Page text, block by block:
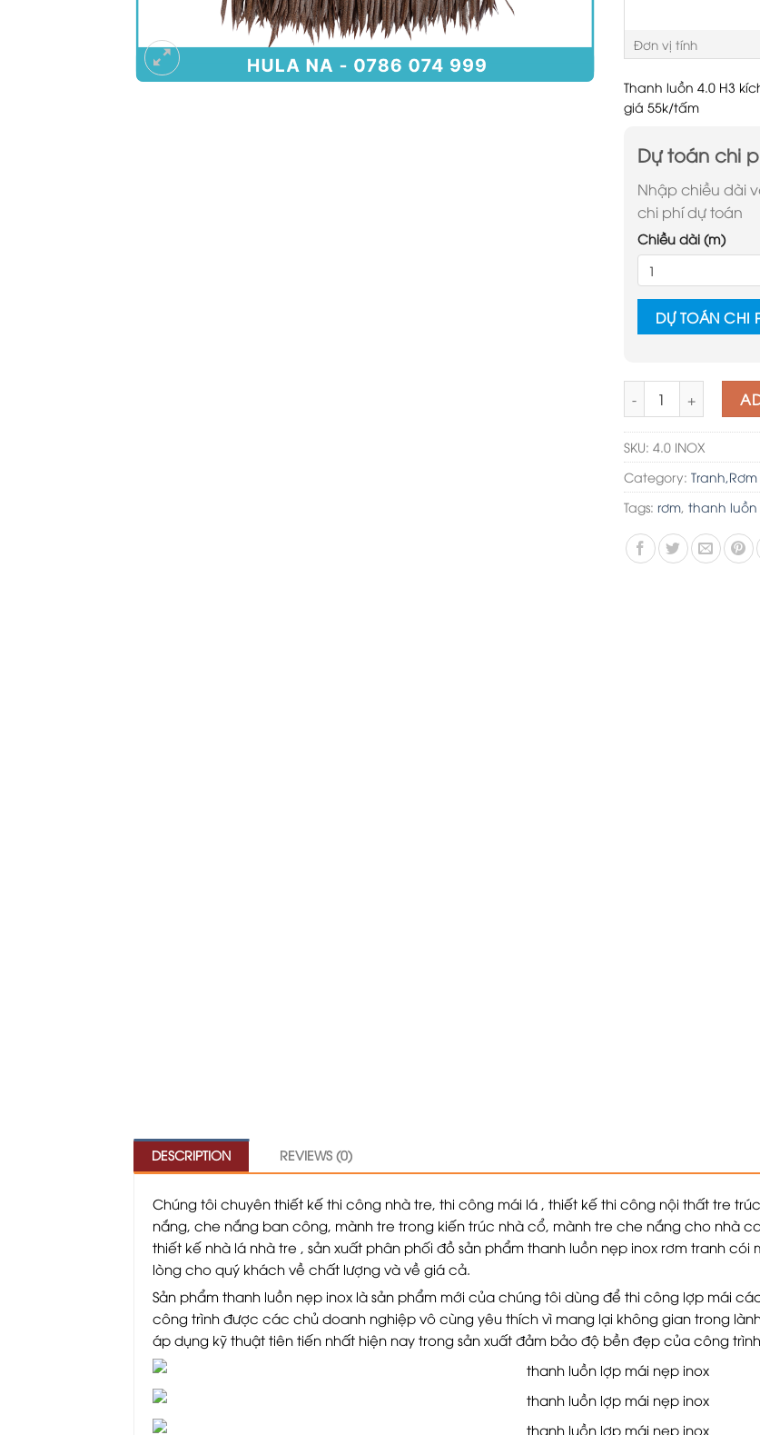
Đơn vị tính
Thanh luồn 4.0 H3
giá 55k/tấm
Dự toán chi
Nhập chiều dài
chi phí dự toán
Chiều dài (m)
DỰ TOÁN CHI
Quantity
SKU: 4.0 INOX
Category:
Tags: rơm, thanh luồn
DESCRIPTION REVIEWS (0)
Chúng tôi chuyên thiết kế thi công nhà tre, thi công mái lá , thiết kế thi công nội thất tre
nắng, che nắng ban công, mành tre trong kiến trúc nhà cổ, mành tre che nắng cho nhà
thiết kế nhà lá nhà tre , sản xuất phân phối đồ sản phẩm thanh luồn nẹp inox rơm tranh
lòng cho quý khách về chất lượng và về giá cả.
Sản phẩm thanh luồn nẹp inox là sản phẩm mới của chúng tôi dùng để thi công lợp mái
công trình được các chủ doanh nghiệp vô cùng yêu thích vì mang lại không gian trong
áp dụng kỹ thuật tiên tiến nhất hiện nay trong sản xuất đảm bảo độ bền đẹp của công